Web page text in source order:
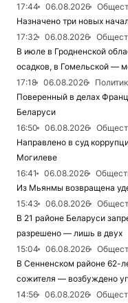
17:44
06.08.2026
Назначено три новых
17:32
06.08.2026
В июле в Гродненской
осадков, в Гомельской —
17:18
06.08.2026
Поверенный в делах
Беларуси
16:50
06.08.2026
Направлено в суд
Могилеве
16:41
06.08.2026
Из Мьянмы возвращена
15:43
06.08.2026
В 21 районе Беларуси
разрешено — лишь в двух
15:04
06.08.2026
В Сенненском районе 62-
сожителя — возбуждено
14:56
06.08.2026